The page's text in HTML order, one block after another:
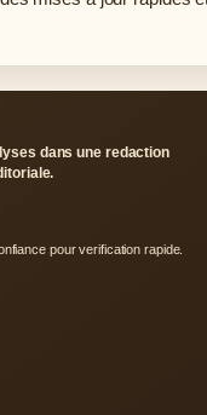
dans une redaction
pour verification rapide.